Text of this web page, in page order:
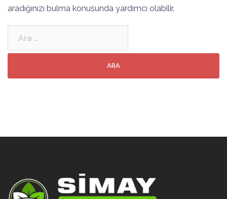
aradığınızı bulma konusunda yardımcı olabilir.